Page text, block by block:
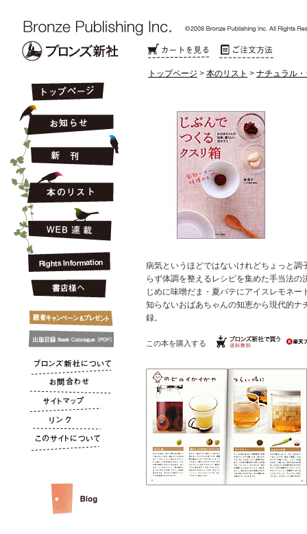
トップページ > 本のリスト > ナチュラル
病気というほどではないけれどちょっと調
らず体調を整えるレシピを集めた手当法
じめに味噌だま・夏バテにアイスレモネー
知らないおばあちゃんの知恵から現代的ナ
録。
この本を購入する